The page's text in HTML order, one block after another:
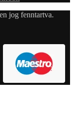
jog fenntartva.